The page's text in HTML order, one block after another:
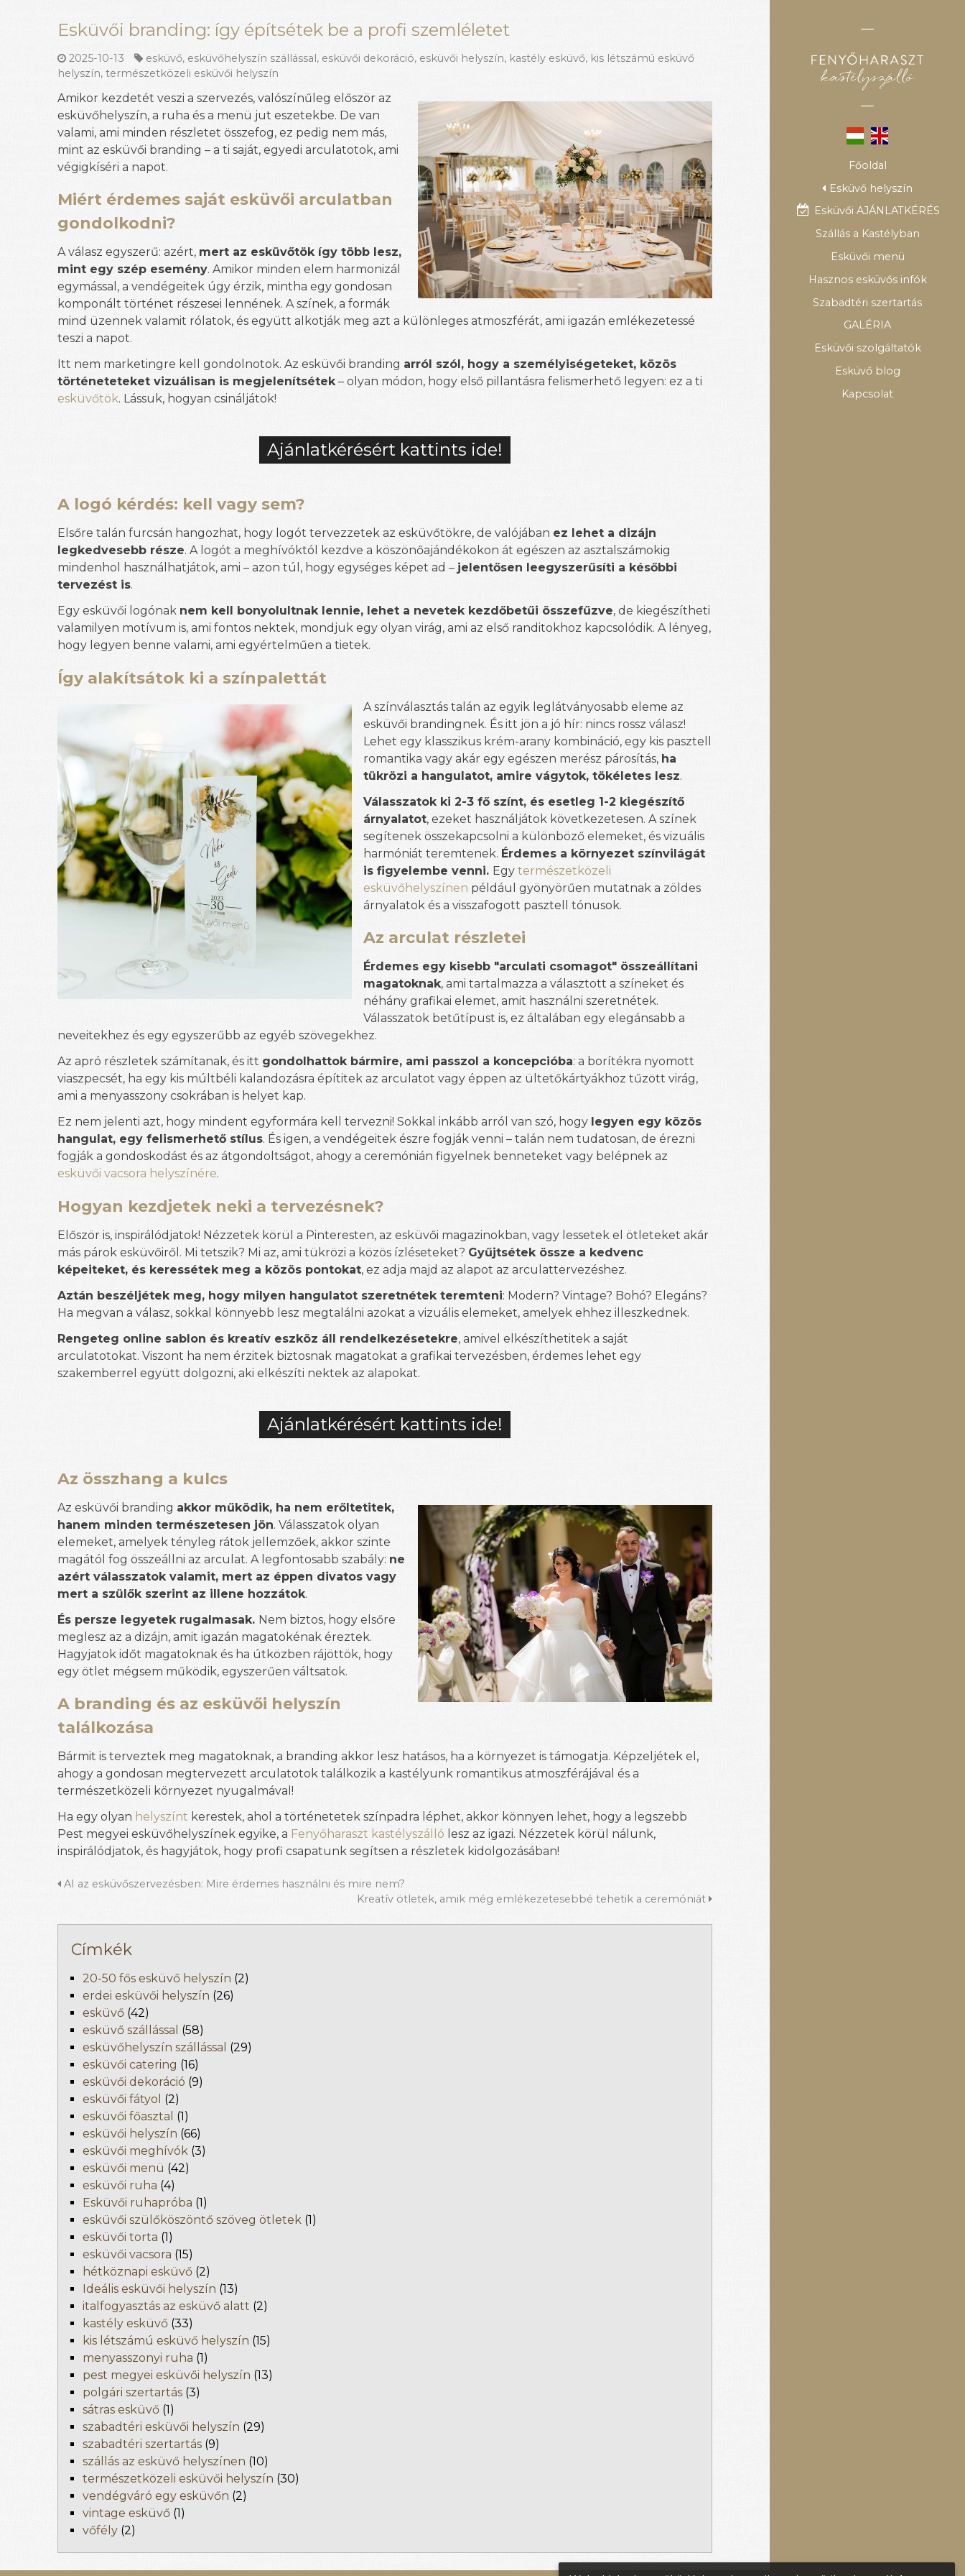
Főoldal
Esküvő helyszín
Esküvői AJÁNLATKÉRÉS
Szállás a Kastélyban
Esküvői menü
Hasznos esküvős infók
Szabadtéri szertartás
GALÉRIA
Esküvői szolgáltatók
Esküvő blog
Kapcsolat
Esküvői branding: így építsétek be a profi szemléletet
2025-10-13 esküvő, esküvőhelyszín szállással, esküvői dekoráció, esküvői helyszín, kastély esküvő, kis létszámú esküvő
helyszín, természetközeli esküvői helyszín
Amikor kezdetét veszi a szervezés, valószínűleg először az
esküvőhelyszín, a ruha és a menü jut eszetekbe. De van
valami, ami minden részletet összefog, ez pedig nem más,
mint az esküvői branding – a ti saját, egyedi arculatotok, ami
végigkíséri a napot.
Miért érdemes saját esküvői arculatban
gondolkodni?
A válasz egyszerű: azért, mert az esküvőtök így több lesz,
mint egy szép esemény. Amikor minden elem harmonizál
egymással, a vendégeitek úgy érzik, mintha egy gondosan
komponált történet részesei lennének. A színek, a formák
mind üzennek valamit rólatok, és együtt alkotják meg azt a különleges atmoszférát, ami igazán emlékezetessé
teszi a napot.
Itt nem marketingre kell gondolnotok. Az esküvői branding arról szól, hogy a személyiségeteket, közös
történeteteket vizuálisan is megjelenítsétek– olyan módon, hogy első pillantásra felismerhető legyen: ez a ti
esküvőtök. Lássuk, hogyan csináljátok!
Ajánlatkérésért kattints ide!
A logó kérdés: kell vagy sem?
Elsőre talán furcsán hangozhat, hogy logót tervezzetek az esküvőtökre, de valójában ez lehet a dizájn
legkedvesebb része. A logót a meghívóktól kezdve a köszönőajándékokon át egészen az asztalszámokig
mindenhol használhatjátok, ami – azon túl, hogy egységes képet ad – jelentősen leegyszerűsíti a későbbi
tervezést is.
Egy esküvői logónak nem kell bonyolultnak lennie, lehet a nevetek kezdőbetűi összefűzve, de kiegészítheti
valamilyen motívum is, ami fontos nektek, mondjuk egy olyan virág, ami az első randitokhoz kapcsolódik. A lényeg,
hogy legyen benne valami, ami egyértelműen a tietek.
Így alakítsátok ki a színpalettát
A színválasztás talán az egyik leglátványosabb eleme az
esküvői brandingnek. És itt jön a jó hír: nincs rossz válasz!
Lehet egy klasszikus krém-arany kombináció, egy kis pasztell
romantika vagy akár egy egészen merész párosítás, ha
tükrözi a hangulatot, amire vágytok, tökéletes lesz.
Válasszatok ki 2-3 fő színt, és esetleg 1-2 kiegészítő
árnyalatot, ezeket használjátok következetesen. A színek
segítenek összekapcsolni a különböző elemeket, és vizuális
harmóniát teremtenek. Érdemes a környezet színvilágát
is figyelembe venni. Egytermészetközeli
esküvőhelyszínen például gyönyörűen mutatnak a zöldes
árnyalatok és a visszafogott pasztell tónusok.
Az arculat részletei
Érdemes egy kisebb "arculati csomagot" összeállítani
magatoknak, ami tartalmazza a választott a színeket és
néhány grafikai elemet, amit használni szeretnétek.
Válasszatok betűtípust is, ez általában egy elegánsabb a
neveitekhez és egy egyszerűbb az egyéb szövegekhez.
Az apró részletek számítanak, és itt gondolhattok bármire, ami passzol a koncepcióba: a borítékra nyomott
viaszpecsét, ha egy kis múltbéli kalandozásra építitek az arculatot vagy éppen az ültetőkártyákhoz tűzött virág,
ami a menyasszony csokrában is helyet kap.
Ez nem jelenti azt, hogy mindent egyformára kell tervezni! Sokkal inkább arról van szó, hogy legyen egy közös
hangulat, egy felismerhető stílus. És igen, a vendégeitek észre fogják venni – talán nem tudatosan, de érezni
fogják a gondoskodást és az átgondoltságot, ahogy a ceremónián figyelnek benneteket vagy belépnek az
esküvői vacsora helyszínére.
Hogyan kezdjetek neki a tervezésnek?
Először is, inspirálódjatok! Nézzetek körül a Pinteresten, az esküvői magazinokban, vagy lessetek el ötleteket akár
más párok esküvőiről. Mi tetszik? Mi az, ami tükrözi a közös ízléseteket? Gyűjtsétek össze a kedvenc
képeiteket, és keressétek meg a közös pontokat, ez adja majd az alapot az arculattervezéshez.
Aztán beszéljétek meg, hogy milyen hangulatot szeretnétek teremteni: Modern? Vintage? Bohó? Elegáns?
Ha megvan a válasz, sokkal könnyebb lesz megtalálni azokat a vizuális elemeket, amelyek ehhez illeszkednek.
Rengeteg online sablon és kreatív eszköz áll rendelkezésetekre, amivel elkészíthetitek a saját
arculatotokat. Viszont ha nem érzitek biztosnak magatokat a grafikai tervezésben, érdemes lehet egy
szakemberrel együtt dolgozni, aki elkészíti nektek az alapokat.
Ajánlatkérésért kattints ide!
Az összhang a kulcs
Az esküvői branding akkor működik, ha nem erőltetitek,
hanem minden természetesen jön. Válasszatok olyan
elemeket, amelyek tényleg rátok jellemzőek, akkor szinte
magától fog összeállni az arculat. A legfontosabb szabály: ne
azért válasszatok valamit, mert az éppen divatos vagy
mert a szülők szerint az illene hozzátok.
És persze legyetek rugalmasak. Nem biztos, hogy elsőre
meglesz az a dizájn, amit igazán magatokénak éreztek.
Hagyjatok időt magatoknak és ha útközben rájöttök, hogy
egy ötlet mégsem működik, egyszerűen váltsatok.
A branding és az esküvői helyszín
találkozása
Bármit is terveztek meg magatoknak, a branding akkor lesz hatásos, ha a környezet is támogatja. Képzeljétek el,
ahogy a gondosan megtervezett arculatotok találkozik a kastélyunk romantikus atmoszférájával és a
természetközeli környezet nyugalmával!
Ha egy olyan helyszínt kerestek, ahol a történetetek színpadra léphet, akkor könnyen lehet, hogy a legszebb
Pest megyei esküvőhelyszínek egyike, a Fenyőharaszt kastélyszálló lesz az igazi. Nézzetek körül nálunk,
inspirálódjatok, és hagyjátok, hogy profi csapatunk segítsen a részletek kidolgozásában!
AI az esküvőszervezésben: Mire érdemes használni és mire nem?
Kreatív ötletek, amik még emlékezetesebbé tehetik a ceremóniát
Címkék
20-50 fős esküvő helyszín (2)
erdei esküvői helyszín (26)
esküvő (42)
esküvő szállással (58)
esküvőhelyszín szállással (29)
esküvői catering (16)
esküvői dekoráció (9)
esküvői fátyol (2)
esküvői főasztal (1)
esküvői helyszín (66)
esküvői meghívók (3)
esküvői menü (42)
esküvői ruha (4)
Esküvői ruhapróba (1)
esküvői szülőköszöntő szöveg ötletek (1)
esküvői torta (1)
esküvői vacsora (15)
hétköznapi esküvő (2)
Ideális esküvői helyszín (13)
italfogyasztás az esküvő alatt (2)
kastély esküvő (33)
kis létszámú esküvő helyszín (15)
menyasszonyi ruha (1)
pest megyei esküvői helyszín (13)
polgári szertartás (3)
sátras esküvő (1)
szabadtéri esküvői helyszín (29)
szabadtéri szertartás (9)
szállás az esküvő helyszínen (10)
természetközeli esküvői helyszín (30)
vendégváró egy esküvőn (2)
vintage esküvő (1)
vőfély (2)